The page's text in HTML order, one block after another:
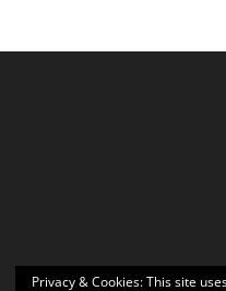
Privacy & Cookies: This site